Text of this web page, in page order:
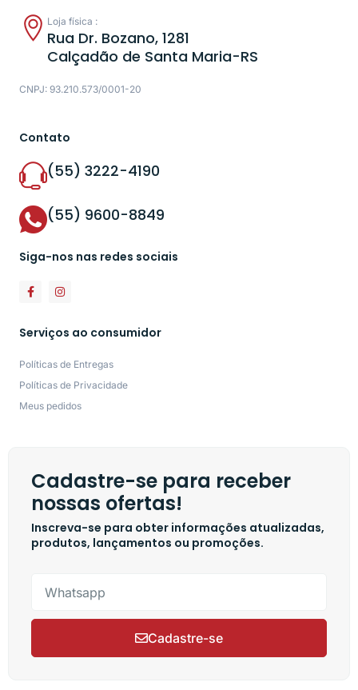
Loja física :
Rua Dr. Bozano, 1281
Calçadão de Santa Maria-RS
CNPJ: 93.210.573/0001-20
Contato
(55) 3222-4190
(55) 9600-8849
Siga-nos nas redes sociais
Serviços ao consumidor
Políticas de Entregas
Políticas de Privacidade
Meus pedidos
Cadastre-se para receber
nossas ofertas!
Inscreva-se para obter informações atualizadas,
produtos, lançamentos ou promoções.
Cadastre-se